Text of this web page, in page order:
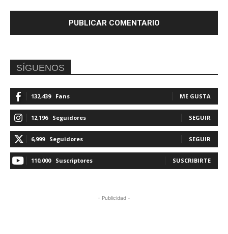
SÍGUENOS
132,439 Fans ME GUSTA
12,196 Seguidores SEGUIR
6,999 Seguidores SEGUIR
110,000 Suscriptores SUSCRIBIRTE
- Publicidad -